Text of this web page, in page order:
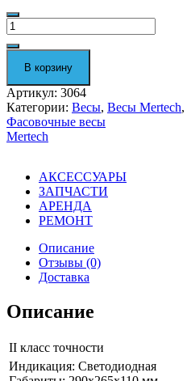
Количество
Фасовочные
настольные
весы
ER
326
AFU-
15.1
"Post
3064
В корзину
Артикул: 3064
Категории: Весы, Весы Mertech,
Фасовочные весы
Mertech
АКСЕССУАРЫ
ЗАПЧАСТИ
АРЕНДА
РЕМОНТ
Описание
Отзывы (0)
Доставка
Описание
II класс точности
Индикация: Светодиодная